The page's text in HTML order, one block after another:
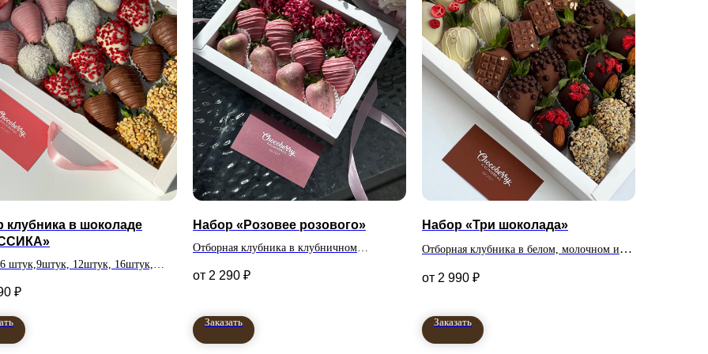
клубника в шоколаде
штук,9штук, 12штук, 16штук,
₽
Набор «Розовее розового»
Отборная клубника в клубничном
клубник в наборе 12 штук
2 290 ₽
Заказать
Набор «Три шоколада»
Отборная клубника в белом, молочном и
Количество клубник в
наборе на выбор
2 990 ₽
Заказать